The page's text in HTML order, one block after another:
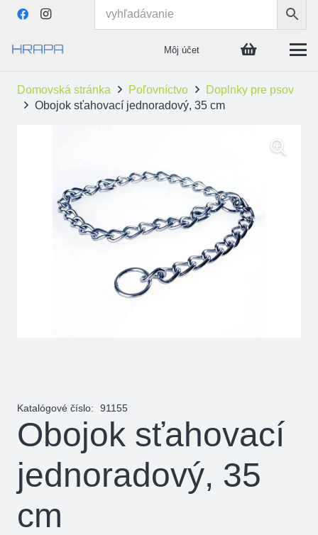
Môj účet
Domovská stránka Poľovníctvo
Doplnky pre psov
Obojok sťahovací jednoradový, 35 cm
Katalógové číslo: 91155
Obojok sťahovací
jednoradový, 35
cm